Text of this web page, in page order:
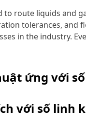
to route liquids and
tolerances, and
in the industry.
ứng với
với số linh